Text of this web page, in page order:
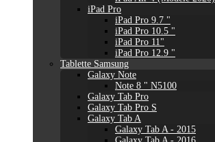
iPad Pro
iPad Pro 9.7 "
iPad Pro 10.5 "
iPad Pro 11"
iPad Pro 12.9 "
Tablette Samsung
Galaxy Note
Note 8 " N5100
Galaxy Tab Pro
Galaxy Tab Pro S
Galaxy Tab A
Galaxy Tab A - 2015